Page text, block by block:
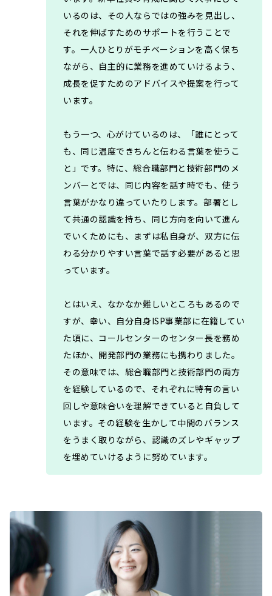
いるのは、その人ならではの強みを見出し、
それを伸ばすためのサポートを行うことで
す。一人ひとりがモチベーションを高く保ち
ながら、自主的に業務を進めていけるよう、
成長を促すためのアドバイスや提案を行って
います。
もう一つ、心がけているのは、「誰にとって
も、同じ温度できちんと伝わる言葉を使うこ
と」です。特に、総合職部門と技術部門のメ
ンバーとでは、同じ内容を話す時でも、使う
言葉がかなり違っていたりします。部署とし
て共通の認識を持ち、同じ方向を向いて進ん
でいくためにも、まずは私自身が、双方に伝
わる分かりやすい言葉で話す必要があると思
っています。
とはいえ、なかなか難しいところもあるので
すが、幸い、自分自身ISP事業部に在籍してい
た頃に、コールセンターのセンター長を務め
たほか、開発部門の業務にも携わりました。
その意味では、総合職部門と技術部門の両方
を経験しているので、それぞれに特有の言い
回しや意味合いを理解できていると自負して
います。その経験を生かして中間のバランス
をうまく取りながら、認識のズレやギャップ
を埋めていけるように努めています。